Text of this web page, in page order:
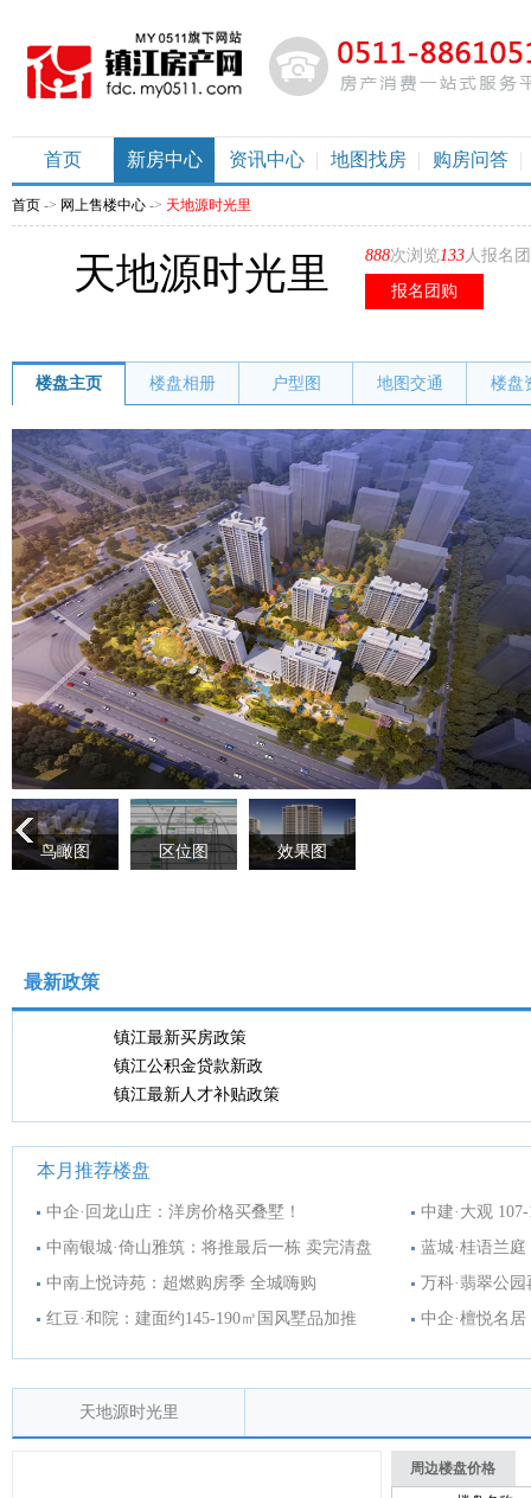
首页 新房中心 资讯中心 地图找房 购房问答
首页 -> 网上售楼中心 -> 天地源时光里
天地源时光里 888次浏览133人报名
报名团购
楼盘主页 楼盘相册 户型图 地图交通 楼盘
鸟瞰图 区位图 效果图
最新政策
镇江最新买房政策
镇江公积金贷款新政
镇江最新人才补贴政策
本月推荐楼盘
中企·回龙山庄：洋房价格买叠墅！
中南银城·倚山雅筑：将推最后一栋 卖完清盘
中南上悦诗苑：超燃购房季 全城嗨购
红豆·和院：建面约145-190㎡国风墅品加推
中建·大观
蓝城·桂语兰
万科·翡翠公
中企·檀悦名
天地源时光里
周边楼盘价格